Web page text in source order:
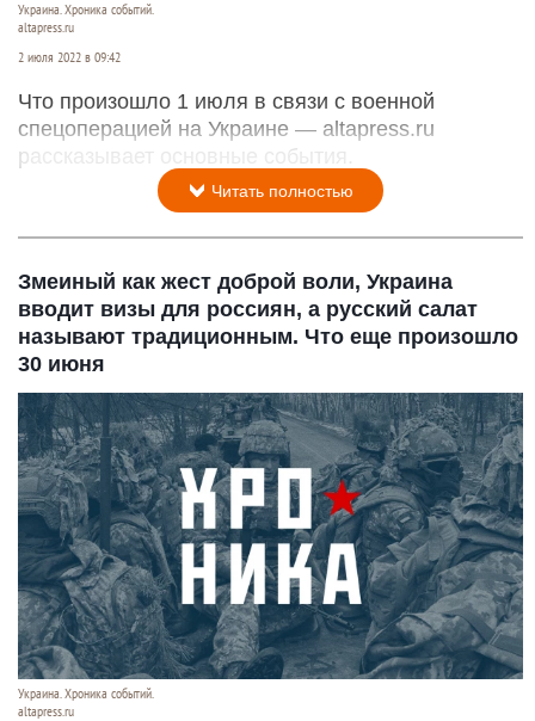
Украина. Хроника событий.
altapress.ru
2 июля 2022 в 09:42
Что произошло 1 июля в связи с военной
спецоперацией на Украине — altapress.ru
рассказывает основные события.
Читать полностью
Змеиный как жест доброй воли, Украина
вводит визы для россиян, а русский салат
называют традиционным. Что еще произошло
30 июня
Украина. Хроника событий.
altapress.ru